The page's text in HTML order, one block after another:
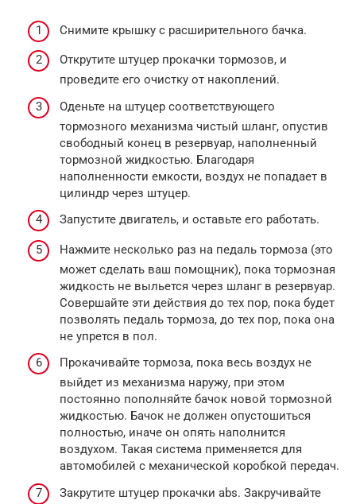
Снимите крышку с расширительного бачка.
Открутите штуцер прокачки тормозов, и
проведите его очистку от накоплений.
Оденьте на штуцер соответствующего
тормозного механизма чистый шланг, опустив
свободный конец в резервуар, наполненный
тормозной жидкостью. Благодаря
наполненности емкости, воздух не попадает в
цилиндр через штуцер.
Запустите двигатель, и оставьте его работать.
Нажмите несколько раз на педаль тормоза (это
может сделать ваш помощник), пока тормозная
жидкость не выльется через шланг в резервуар.
Совершайте эти действия до тех пор, пока будет
позволять педаль тормоза, до тех пор, пока она
не упрется в пол.
Прокачивайте тормоза, пока весь воздух не
выйдет из механизма наружу, при этом
постоянно пополняйте бачок новой тормозной
жидкостью. Бачок не должен опустошиться
полностью, иначе он опять наполнится
воздухом. Такая система применяется для
автомобилей с механической коробкой передач.
Закрутите штуцер прокачки abs. Закручивайте